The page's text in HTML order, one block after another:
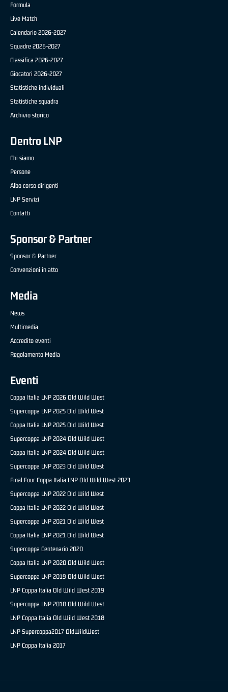
Formula
Live Match
Calendario 2026-2027
Squadre 2026-2027
Classifica 2026-2027
Giocatori 2026-2027
Statistiche individuali
Statistiche squadra
Archivio storico
Dentro LNP
Chi siamo
Persone
Albo corso dirigenti
LNP Servizi
Contatti
Sponsor & Partner
Sponsor & Partner
Convenzioni in atto
Media
News
Multimedia
Accredito eventi
Regolamento Media
Eventi
Coppa Italia LNP 2026 Old Wild West
Supercoppa LNP 2025 Old Wild West
Coppa Italia LNP 2025 Old Wild West
Supercoppa LNP 2024 Old Wild West
Coppa Italia LNP 2024 Old Wild West
Supercoppa LNP 2023 Old Wild West
Final Four Coppa Italia LNP Old Wild West 2023
Supercoppa LNP 2022 Old Wild West
Coppa Italia LNP 2022 Old Wild West
Supercoppa LNP 2021 Old Wild West
Coppa Italia LNP 2021 Old Wild West
Supercoppa Centenario 2020
Coppa Italia LNP 2020 Old Wild West
Supercoppa LNP 2019 Old Wild West
LNP Coppa Italia Old Wild West 2019
Supercoppa LNP 2018 Old Wild West
LNP Coppa Italia Old Wild West 2018
LNP Supercoppa2017 OldWildWest
LNP Coppa Italia 2017